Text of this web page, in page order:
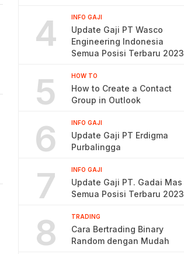
4 INFO GAJI
Update Gaji PT Wasco
Engineering Indonesia
Semua Posisi Terbaru 2023
5 HOW TO
How to Create a Contact
Group in Outlook
6 INFO GAJI
Update Gaji PT Erdigma
Purbalingga
7 INFO GAJI
Update Gaji PT. Gadai Mas
Semua Posisi Terbaru 2023
8 TRADING
Cara Bertrading Binary
Random dengan Mudah